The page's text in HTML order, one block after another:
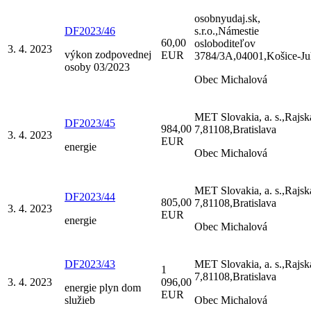
3. 4. 2023
DF2023/46
výkon zodpovednej
osoby 03/2023
60,00
EUR
osobnyudaj.sk,
s.r.o.,Námestie
osloboditeľov
3784/3A,04001,Košice-
Obec Michalová
3. 4. 2023
DF2023/45
energie
984,00
EUR
MET Slovakia, a.
7,81108,Bratislava
Obec Michalová
3. 4. 2023
DF2023/44
energie
805,00
EUR
MET Slovakia, a.
7,81108,Bratislava
Obec Michalová
3. 4. 2023
DF2023/43
energie plyn dom
služieb
1
096,00
EUR
MET Slovakia, a.
7,81108,Bratislava
Obec Michalová